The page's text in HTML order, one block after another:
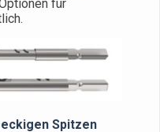
für
Spitzen